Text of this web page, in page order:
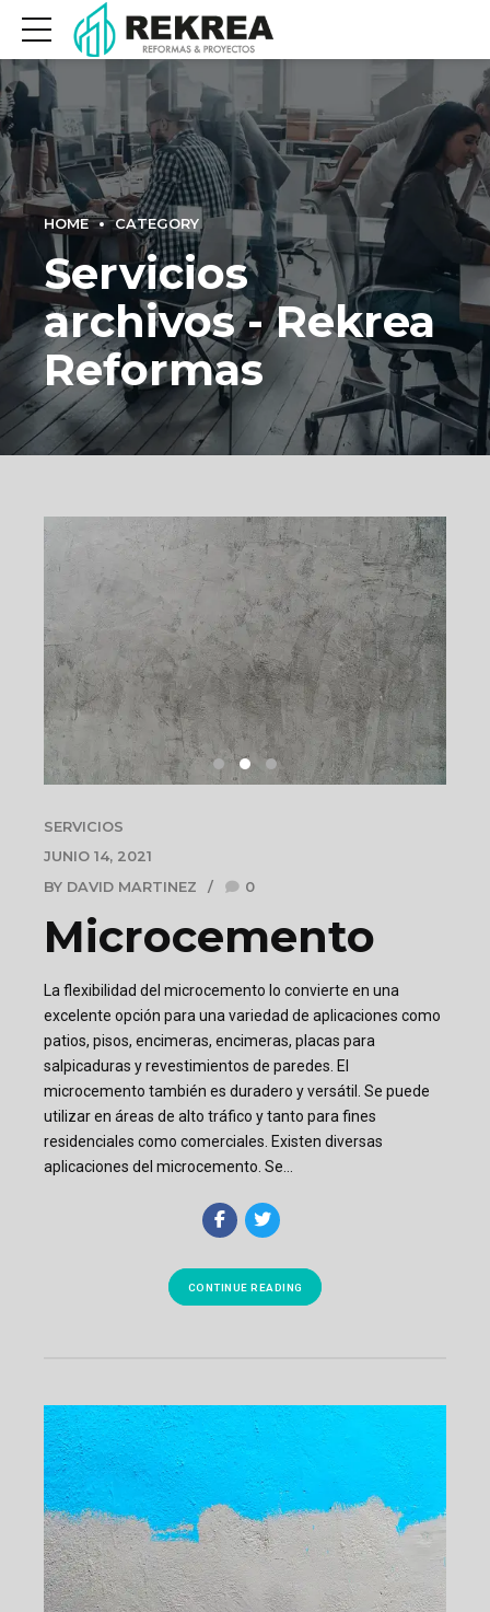
HOME CATEGORY
Servicios
archivos - Rekrea
Reformas
SERVICIOS
JUNIO 14, 2021
BY DAVID MARTINEZ
0
Microcemento
La flexibilidad del microcemento lo convierte en una
excelente opción para una variedad de aplicaciones como
patios, pisos, encimeras, encimeras, placas para
salpicaduras y revestimientos de paredes. El
microcemento también es duradero y versátil. Se puede
utilizar en áreas de alto tráfico y tanto para fines
residenciales como comerciales. Existen diversas
aplicaciones del microcemento. Se...
CONTINUE READING